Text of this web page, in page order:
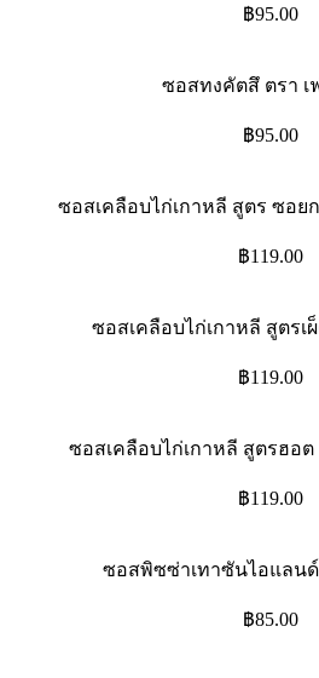
฿95.00
ซอสทงคัตสึ ตรา เ
฿95.00
ซอสเคลือบไก่เกาหลี สูตร ซอย
฿119.00
ซอสเคลือบไก่เกาหลี สูตรเ
฿119.00
ซอสเคลือบไก่เกาหลี สูตรฮอต
฿119.00
ซอสพิซซ่าเทาซันไอแลนด์
฿85.00